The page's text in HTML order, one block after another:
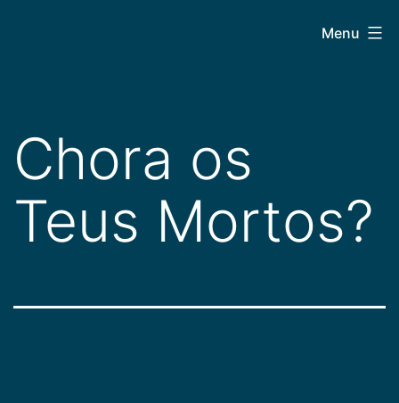
Menu
Chora os
Teus Mortos?